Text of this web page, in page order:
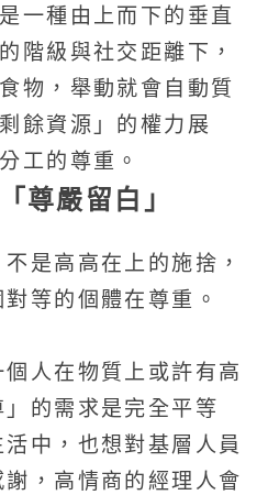
一種由上而下的垂直
階級與社交距離下，
物，舉動就會自動質
餘資源」的權力展
工的尊重。
尊嚴留白」
是高高在上的施捨，
等的個體在尊重。
人在物質上或許有高
的需求是完全平等
中，也想對基層人員
，高情商的經理人會